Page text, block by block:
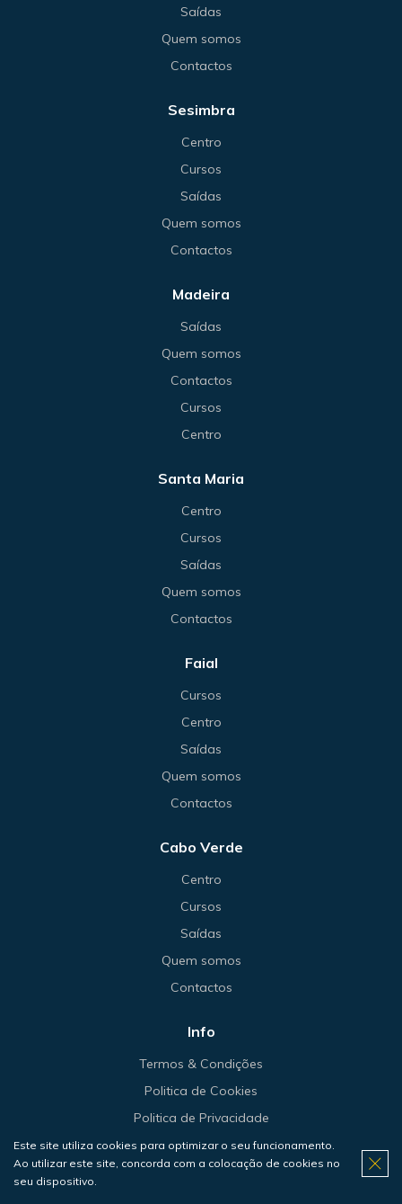
Saídas
Quem somos
Contactos
Sesimbra
Centro
Cursos
Saídas
Quem somos
Contactos
Madeira
Saídas
Quem somos
Contactos
Cursos
Centro
Santa Maria
Centro
Cursos
Saídas
Quem somos
Contactos
Faial
Cursos
Centro
Saídas
Quem somos
Contactos
Cabo Verde
Centro
Cursos
Saídas
Quem somos
Contactos
Info
Termos & Condições
Politica de Cookies
Politica de Privacidade
Políticas de Cancelamento
Resolução Alternativa de Litígios
Este site utiliza cookies para optimizar o seu funcionamento.
Ao utilizar este site, concorda com a colocação de cookies no
seu dispositivo.